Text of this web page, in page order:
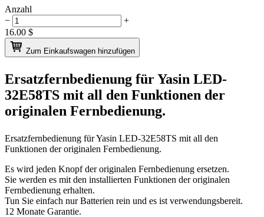
Anzahl
−
+
16.00 $
Zum Einkaufswagen hinzufügen
Ersatzfernbedienung fürYasin LED-
32E58TS mit all den Funktionen der
originalen Fernbedienung.
Ersatzfernbedienung fürYasin LED-32E58TS mit all den
Funktionen der originalen Fernbedienung.
Es wird jeden Knopf der originalen Fernbedienung ersetzen.
Sie werden es mit den installierten Funktionen der originalen
Fernbedienung erhalten.
Tun Sie einfach nur Batterien rein und es ist verwendungsbereit.
12 Monate Garantie.